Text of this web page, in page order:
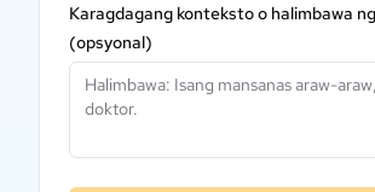
Karagdagang konteksto o halimbawa
(opsyonal)